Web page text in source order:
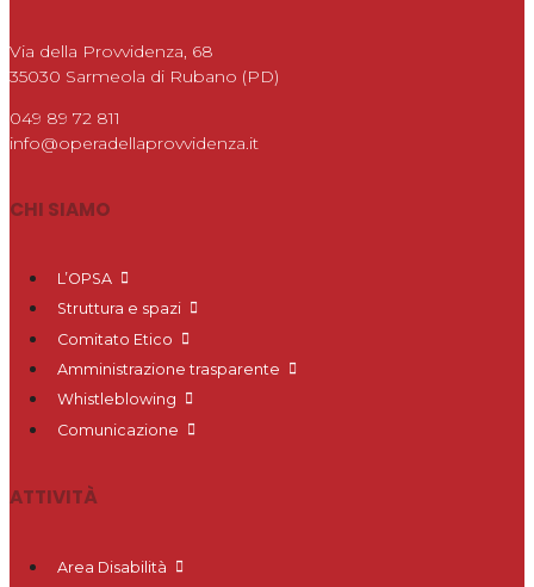
Via della Provvidenza, 68
35030 Sarmeola di Rubano (PD)
049 89 72 811
info@operadellaprovvidenza.it
CHI SIAMO
L’OPSA
Struttura e spazi
Comitato Etico
Amministrazione trasparente
Whistleblowing
Comunicazione
ATTIVITÀ
Area Disabilità